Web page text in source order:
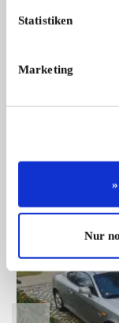
Statistiken
Marketing
Nur
Peugeot 404